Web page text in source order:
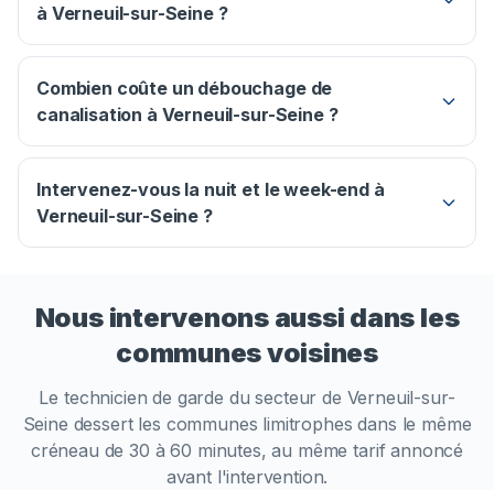
à Verneuil-sur-Seine ?
Combien coûte un débouchage de
canalisation à Verneuil-sur-Seine ?
Intervenez-vous la nuit et le week-end à
Verneuil-sur-Seine ?
Nous intervenons aussi dans les
communes voisines
Le technicien de garde du secteur de Verneuil-sur-
Seine dessert les communes limitrophes dans le même
créneau de 30 à 60 minutes, au même tarif annoncé
avant l'intervention.